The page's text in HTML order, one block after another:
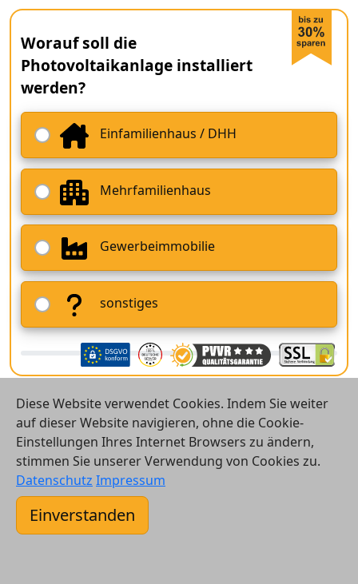
Worauf soll die
Photovoltaikanlage installiert
werden?
Einfamilienhaus / DHH
Mehrfamilienhaus
Gewerbeimmobilie
sonstiges
© 2026 Vergleichsrechner24 GmbH
Kontakt
Diese Website verwendet Cookies. Indem Sie weiter
auf dieser Website navigieren, ohne die Cookie-
Einstellungen Ihres Internet Browsers zu ändern,
stimmen Sie unserer Verwendung von Cookies zu.
Datenschutz Impressum
Einverstanden